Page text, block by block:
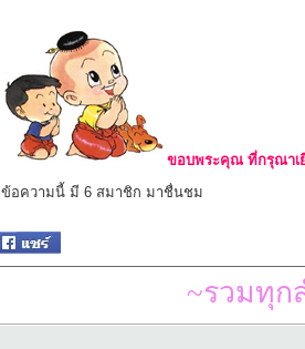
ขอบพระคุณ ที่กรุณาเ
ข้อความนี้ มี 6 สมาชิก มาชื่นชม
~รวมทุก